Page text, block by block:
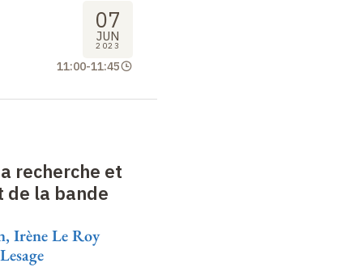
07
JUN
2023
11:00-11:45
recherche et
de la bande
Irène Le Roy